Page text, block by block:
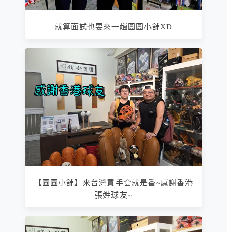
就算面試也要來一趟圓圓小舖XD
【圓圓小舖】來台灣買手套就是香~感謝香港
張姓球友~